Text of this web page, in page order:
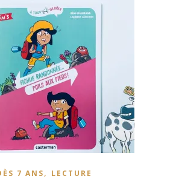
7 ANS, LECTURE